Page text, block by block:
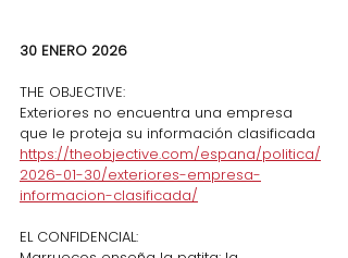
30 ENERO 2026
THE OBJECTIVE:
Exteriores no encuentra una empresa
que le proteja su información clasificada
https://theobjective.com/espana/politica/
2026-01-30/exteriores-empresa-
informacion-clasificada/
EL CONFIDENCIAL: